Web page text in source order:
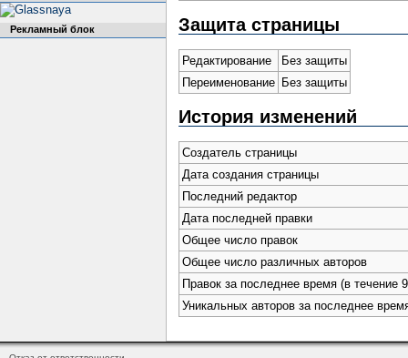
Защита страницы
Редактирование
Без защиты
Переименование Без защиты
История изменений
Создатель страницы
Дата создания страницы
Последний редактор
Дата последней правки
Общее число правок
Общее число различных авторов
Правок за последнее время (в течение
Уникальных авторов за последнее
Рекламный блок